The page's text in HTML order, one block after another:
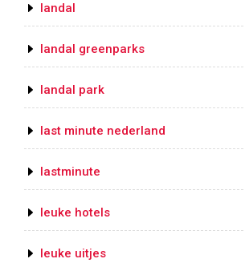
landal
landal greenparks
landal park
last minute nederland
lastminute
leuke hotels
leuke uitjes